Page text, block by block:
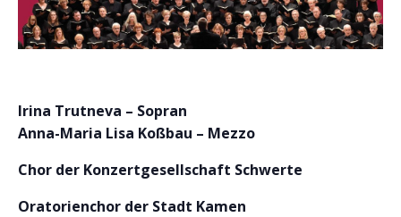
Irina Trutneva – Sopran
Anna-Maria Lisa Koßbau – Mezzo
Chor der Konzertgesellschaft Schwerte
Oratorienchor der Stadt Kamen